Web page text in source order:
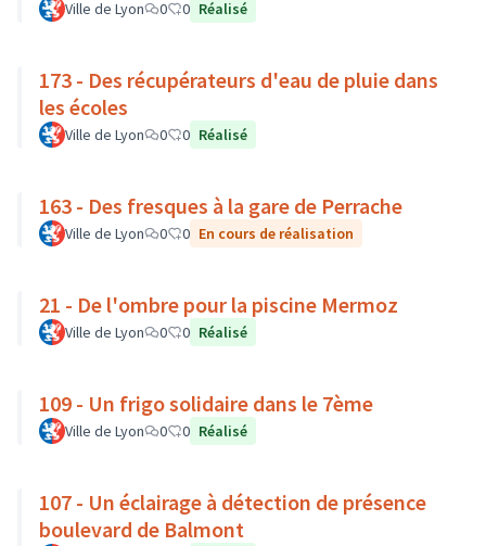
Ville de Lyon 0 0 Réalisé
173 - Des récupérateurs d'eau de pluie dans
les écoles
Ville de Lyon 0 0 Réalisé
163 - Des fresques à la gare de Perrache
Ville de Lyon 0 0 En cours de réalisation
21 - De l'ombre pour la piscine Mermoz
Ville de Lyon 0 0 Réalisé
109 - Un frigo solidaire dans le 7ème
Ville de Lyon 0 0 Réalisé
107 - Un éclairage à détection de présence
boulevard de Balmont